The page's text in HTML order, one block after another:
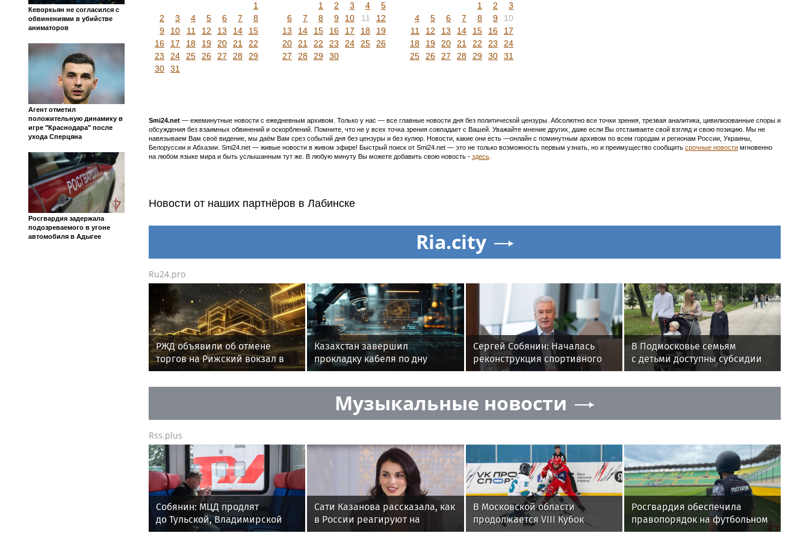
Кеворкьян не согласился с
обвинениями в убийстве
аниматоров
Агент отметил
положительную динамику в
игре "Краснодара" после
ухода Сперцяна
Росгвардия задержала
подозреваемого в угоне
автомобиля в Адыгее
1
2
3 4 5 6 7
8
9
10 11 12 13 14
15
16
17 18 19 20 21
22
23
24 25 26 27 28
29
30
31
1 2 3 4
5
6
7 8 9 10 11
12
13
14 15 16 17 18
19
20
21 22 23 24 25
26
27
28 29 30
1 2
3
4
5 6 7 8 9
10
11
12 13 14 15 16
17
18
19 20 21 22 23
24
25
26 27 28 29 30 31
Smi24.net — ежеминутные новости с ежедневным архивом. Только у нас — все главные новости дня без политической цензуры. Абсолютно все точки зрения, трезвая аналитика, цивилизованные споры и
обсуждения без взаимных обвинений и оскорблений. Помните, что не у всех точка зрения совпадает с Вашей. Уважайте мнение других, даже если Вы отстаиваете свой взгляд и свою позицию. Мы не
навязываем Вам своё видение, мы даём Вам срез событий дня без цензуры и без купюр. Новости, какие они есть —онлайн с поминутным архивом по всем городам и регионам России, Украины,
Белоруссии и Абхазии. Smi24.net — живые новости в живом эфире! Быстрый поиск от Smi24.net — это не только возможность первым узнать, но и преимущество сообщить срочные новости мгновенно
на любом языке мира и быть услышанным тут же. В любую минуту Вы можете добавить свою новость - здесь
Новости от наших партнёров в Лабинске
Ria.city
Ru24.pro
РЖД объявили об отмене
торгов на Рижский вокзал в
Москве
Казахстан завершил
прокладку кабеля по дну
Каспийского моря
Сергей Собянин: Началась
реконструкция спортивного
комплекса в Крылатском
В Подмосковье семьям
с детьми доступны субсидии
на жилье и налоговые льготы
Музыкальные новости
Rss.plus
Собянин: МЦД продлят
до Тульской, Владимирской
и Ярославской областей
Сати Казанова рассказала, как
в России реагируют на
необычное имя ее дочери
В Московской области
продолжается VIII Кубок
Александра Овечкина
Росгвардия обеспечила
правопорядок на футбольном
матче РПЛ в Дагестане